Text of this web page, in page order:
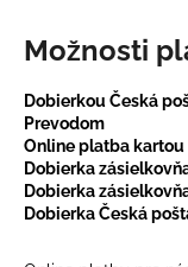
Možnosti
Dobierkou Česká
Prevodom
Online platba kartou
Dobierka
Dobierka
Dobierka Česká
s
?